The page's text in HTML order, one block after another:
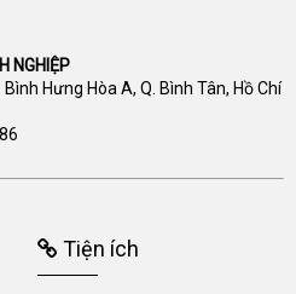
NGHIỆP
Hưng Hòa A, Q. Bình Tân, Hồ Chí
Tiện ích